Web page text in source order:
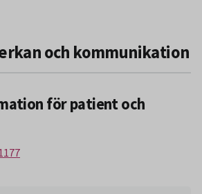
och kommunikation
för patient och